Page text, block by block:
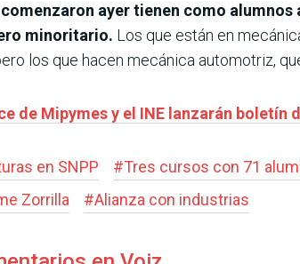
ayer tienen como alumnos
minoritario. Los que están en
los que hacen mecánica automotriz,
de Mipymes y el INE lanzarán boletín
en SNPP #Tres cursos con 71
Zorrilla #Alianza con industrias